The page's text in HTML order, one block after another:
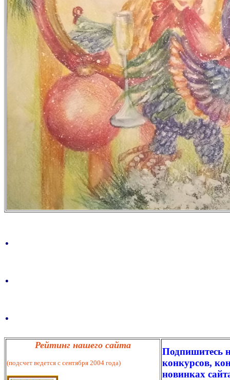
.
.
.
Рейтинг нашего сайта
(подсчет ведется с сентября 2004 года)
Подпишитесь
конкурсов,
новинках